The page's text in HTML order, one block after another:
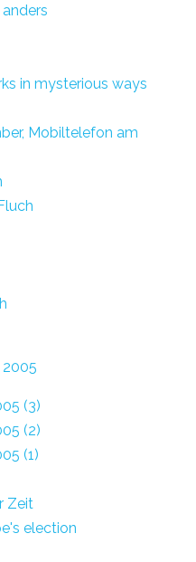
in mysterious ways
Mobiltelefon am
(3)
(2)
(1)
Zeit
election